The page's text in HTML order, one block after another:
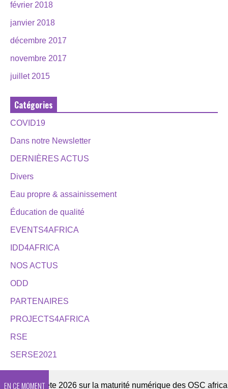
février 2018
janvier 2018
décembre 2017
novembre 2017
juillet 2015
Catégories
COVID19
Dans notre Newsletter
DERNIÈRES ACTUS
Divers
Eau propre & assainissement
Éducation de qualité
EVENTS4AFRICA
IDD4AFRICA
NOS ACTUS
ODD
PARTENAIRES
PROJECTS4AFRICA
RSE
SERSE2021
EN CE MOMENT
Enquête 2026 sur la maturité numérique des OSC africaines